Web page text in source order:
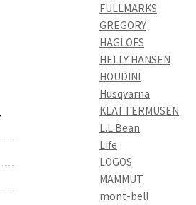
FULLMARKS
GREGORY
HAGLOFS
HELLY HANSEN
HOUDINI
Husqvarna
KLATTERMUSEN
L.L.Bean
Life
LOGOS
MAMMUT
mont-bell